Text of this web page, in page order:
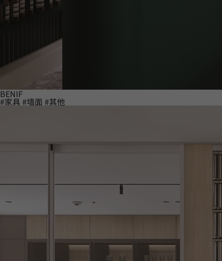
BENIF
#家具 #墙面 #其他